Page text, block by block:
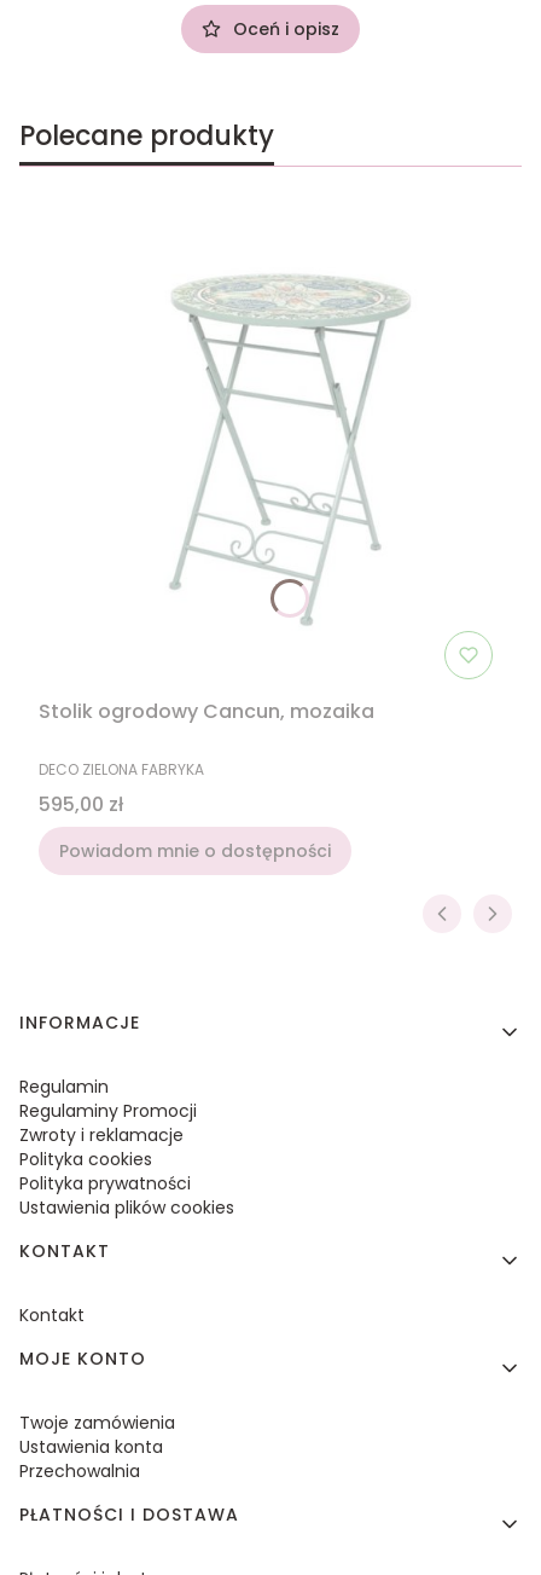
Oceń i opisz
Polecane produkty
Stolik ogrodowy Cancun, mozaika
PRODUCENT
DECO ZIELONA FABRYKA
Cena
595,00 zł
Powiadom mnie o dostępności
Linki w stopce
INFORMACJE
Regulamin
Regulaminy Promocji
Zwroty i reklamacje
Polityka cookies
Polityka prywatności
Ustawienia plików cookies
KONTAKT
Kontakt
MOJE KONTO
Twoje zamówienia
Ustawienia konta
Przechowalnia
PŁATNOŚCI I DOSTAWA